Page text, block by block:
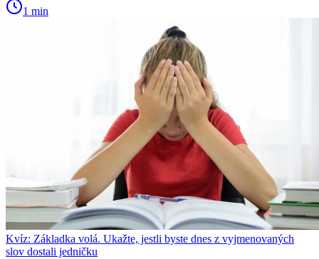
1 min
Kvíz: Základka volá. Ukažte, jestli byste dnes z vyjmenovaných
slov dostali jedničku